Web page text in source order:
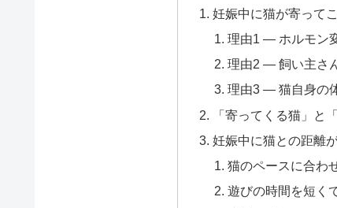
妊娠中に猫が寄って
理由1 — ホルモン
理由2 — 飼い主さ
理由3 — 猫自身の
「寄ってくる猫」と
妊娠中に猫との距離
猫のペースに合わ
遊びの時間を短く